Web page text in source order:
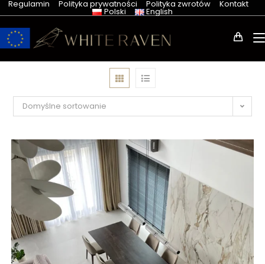
Regulamin Polityka prywatności Polityka zwrotów Kontakt
Polski English
Domyślne sortowanie